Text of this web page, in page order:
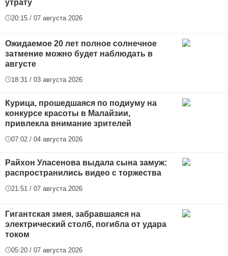
утрату
20:15 / 07 августа 2026
Ожидаемое 20 лет полное солнечное
затмение можно будет наблюдать в
августе
18:31 / 03 августа 2026
Курица, прошедшаяся по подиуму на
конкурсе красоты в Малайзии,
привлекла внимание зрителей
07:02 / 04 августа 2026
Райхон Уласенова выдала сына замуж:
распространились видео с торжества
21:51 / 07 августа 2026
Гигантская змея, забравшаяся на
электрический столб, погибла от удара
током
05:20 / 07 августа 2026